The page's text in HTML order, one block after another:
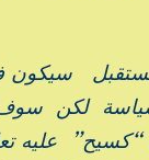
سيكون
لكن
“كسيح”